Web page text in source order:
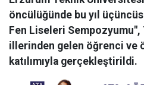
öncülüğünde bu yıl
Fen Liseleri Sempozyumu",
illerinden gelen öğrenci ve
katılımıyla gerçekleştirildi.